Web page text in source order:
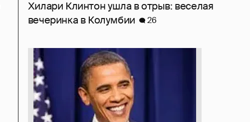
Хилари Клинтон ушла в отрыв: веселая
вечеринка в Колумбии
26